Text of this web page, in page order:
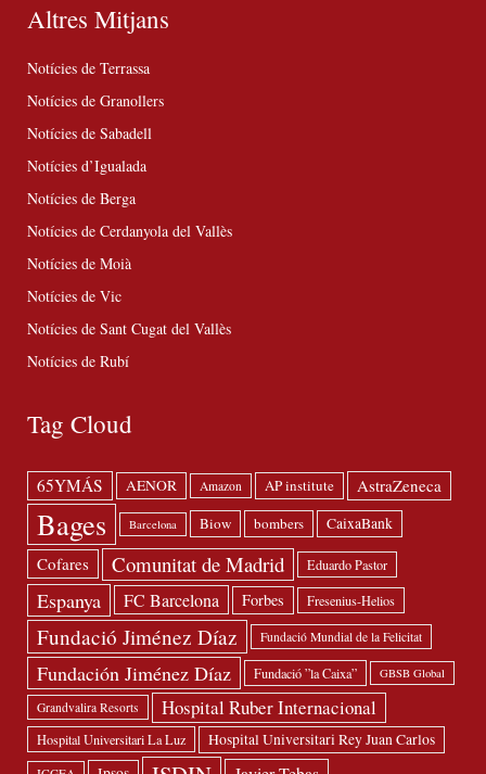
Altres Mitjans
Notícies de Terrassa
Notícies de Granollers
Notícies de Sabadell
Notícies d’Igualada
Notícies de Berga
Notícies de Cerdanyola del Vallès
Notícies de Moià
Notícies de Vic
Notícies de Sant Cugat del Vallès
Notícies de Rubí
Tag Cloud
65YMÁS AENOR Amazon AP institute AstraZeneca
Bages Barcelona Biow bombers CaixaBank
Cofares Comunitat de Madrid Eduardo Pastor
Espanya FC Barcelona Forbes Fresenius-Helios
Fundació Jiménez Díaz Fundació Mundial de la Felicitat
Fundación Jiménez Díaz Fundació ”la Caixa” GBSB Global
Grandvalira Resorts Hospital Ruber Internacional
Hospital Universitari La Luz Hospital Universitari Rey Juan Carlos